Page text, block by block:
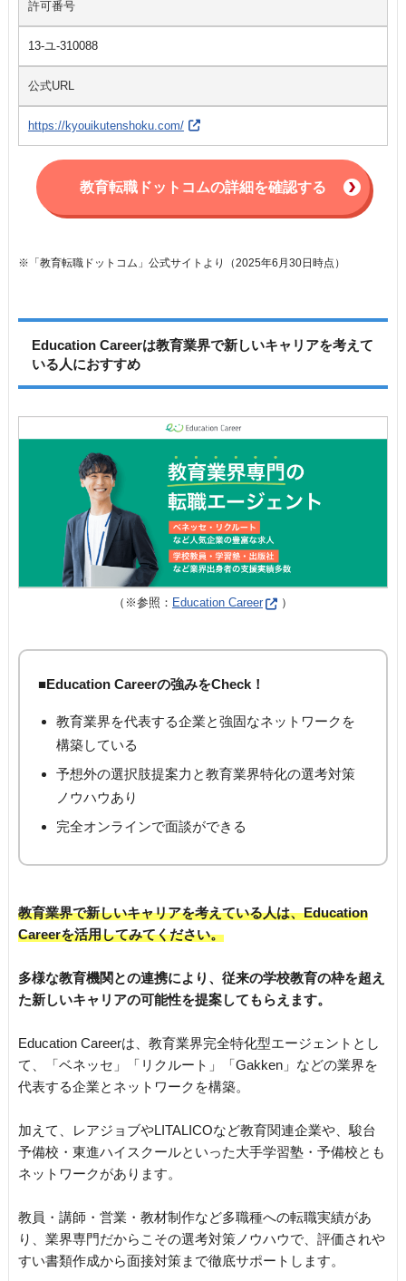
許可番号
13-ユ-310088
公式URL
https://kyouikutenshoku.com/
教育転職ドットコムの詳細を確認する
※「教育転職ドットコム」公式サイトより（2025年6月30日時点）
Education Careerは教育業界で新しいキャリアを考えて
いる人におすすめ
（※参照： Education Career ）
■Education Careerの強みをCheck！
教育業界を代表する企業と強固なネットワークを
構築している
予想外の選択肢提案力と教育業界特化の選考対策
ノウハウあり
完全オンラインで面談ができる
教育業界で新しいキャリアを考えている人は、Education
Careerを活用してみてください。
多様な教育機関との連携により、従来の学校教育の枠を超え
た新しいキャリアの可能性を提案してもらえます。
Education Careerは、教育業界完全特化型エージェントとし
て、「ベネッセ」「リクルート」「Gakken」などの業界を
代表する企業とネットワークを構築。
加えて、レアジョブやLITALICOなど教育関連企業や、駿台
予備校・東進ハイスクールといった大手学習塾・予備校とも
ネットワークがあります。
教員・講師・営業・教材制作など多職種への転職実績があ
り、業界専門だからこその選考対策ノウハウで、評価されや
すい書類作成から面接対策まで徹底サポートします。